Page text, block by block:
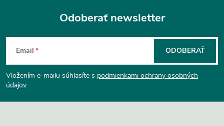
Z
á
p
Odoberať newsletter
Email
Vložením e-mailu súhlasíte s podmienkami ochrany osobných
údajov
ODOBERAŤ